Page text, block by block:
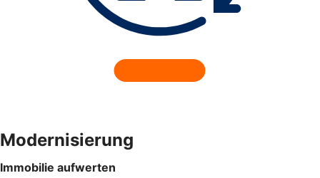
Modernisierung
Immobilie aufwerten